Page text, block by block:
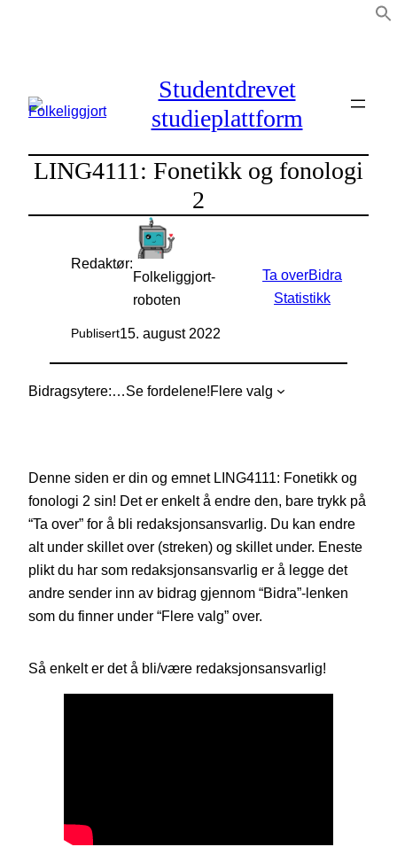
Studentdrevet
studieplattform
LING4111: Fonetikk og fonologi
2
Redaktør:
Folkeliggjort-
roboten
Publisert15. august 2022
Ta overBidra
Statistikk
Bidragsytere: Se fordelene!Flere valg
Denne siden er din og emnet LING4111: Fonetikk og
fonologi 2 sin! Det er enkelt å endre den, bare trykk på
“Ta over” for å bli redaksjonsansvarlig. Du kan endre
alt under skillet over (streken) og skillet under. Eneste
plikt du har som redaksjonsansvarlig er å legge det
andre sender inn av bidrag gjennom “Bidra”-lenken
som du finner under “Flere valg” over.
Så enkelt er det å bli/være redaksjonsansvarlig!